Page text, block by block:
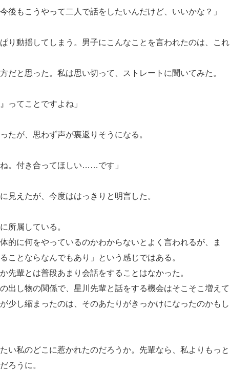
後もこうやって二人で話をしたいんだけど、いいかな？」
り動揺してしまう。男子にこんなことを言われたのは、これ
だと思った。私は思い切って、ストレートに聞いてみた。
ってことですよね」
が、思わず声が裏返りそうになる。
。付き合ってほしい……です」
えたが、今度ははっきりと明言した。
所属している。
的に何をやっているのかわからないとよく言われるが、ま
ことならなんでもあり」という感じではある。
先輩とは普段あまり会話をすることはなかった。
出し物の関係で、星川先輩と話をする機会はそこそこ増えて
少し縮まったのは、そのあたりがきっかけになったのかもし
い私のどこに惹かれたのだろうか。先輩なら、私よりもっと
ろうに。